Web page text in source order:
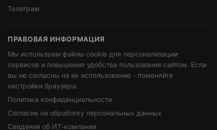
Телеграм
ПРАВОВАЯ ИНФОРМАЦИЯ
Мы используем файлы cookie для персонализации
сервисов и повышения удобства пользования сайтом. Если
вы не согласны на их использование - поменяйте
настройки браузера.
Политика конфиденциальности
Согласие на обработку персональных данных
Сведения об ИТ-компании